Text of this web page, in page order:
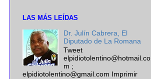
LAS MÁS LEÍDAS
Dr. Julín Cabrera, El
Diputado de La Romana
Tweet
elpidiotolentino@hotmail.co
m ;
elpidiotolentino@gmail.com Imprimir